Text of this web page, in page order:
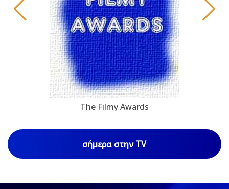
The Filmy Awards
σήμερα στην TV